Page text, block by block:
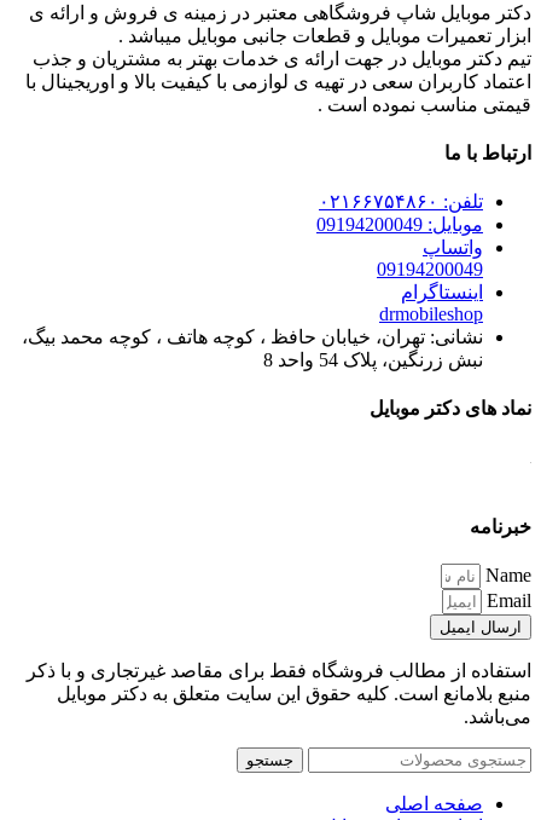
دکتر موبایل شاپ فروشگاهی معتبر در زمینه ی فروش و ارائه ی
ابزار تعمیرات موبایل و قطعات جانبی موبایل میباشد .
تیم دکتر موبایل در جهت ارائه ی خدمات بهتر به مشتریان و جذب
اعتماد کاربران سعی در تهیه ی لوازمی با کیفیت بالا و اوریجینال با
قیمتی مناسب نموده است .
ارتباط با ما
تلفن: ۰۲۱۶۶۷۵۴۸۶۰
موبایل: 09194200049
واتساپ
09194200049
اینستاگرام
drmobileshop
نشانی: تهران، خیابان حافظ ، کوچه هاتف ، کوچه محمد بیگ،
نبش زرنگین، پلاک 54 واحد 8
نماد های دکتر موبایل
خبرنامه
Name
Email
ارسال ایمیل
استفاده از مطالب فروشگاه فقط برای مقاصد غیرتجاری و با ذکر
منبع بلامانع است. کلیه حقوق این سایت متعلق به دکتر موبایل
می‌باشد.
جستجو
صفحه اصلی